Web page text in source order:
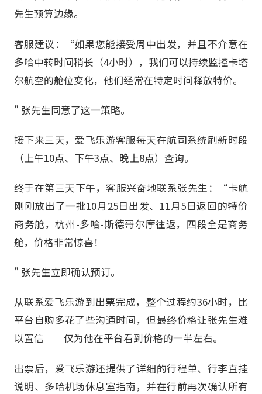
先生预算边缘。
客服建议：“如果您能接受周中出发，并且不介意在
多哈中转时间稍长（4小时），我们可以持续监控卡塔
尔航空的舱位变化，他们经常在特定时间释放特价。
" 张先生同意了这一策略。
接下来三天，爱飞乐游客服每天在航司系统刷新时段
（上午10点、下午3点、晚上8点）查询。
终于在第三天下午，客服兴奋地联系张先生：“卡航
刚刚放出了一批10月25日出发、11月5日返回的特价
商务舱，杭州-多哈-斯德哥尔摩往返，四段全是商务
舱，价格非常惊喜！
" 张先生立即确认预订。
从联系爱飞乐游到出票完成，整个过程约36小时，比
平台自购多花了些沟通时间，但最终价格让张先生难
以置信——仅为他在平台看到价格的一半左右。
出票后，爱飞乐游还提供了详细的行程单、行李直挂
说明、多哈机场休息室指南，并在行前再次确认所有